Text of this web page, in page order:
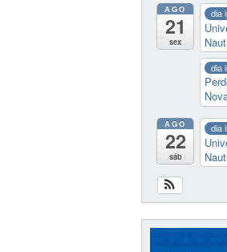
AGO
21
sex
dia
dia
AGO
22
sáb
dia